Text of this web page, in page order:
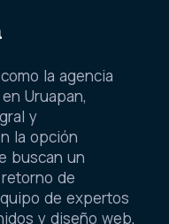
la agencia
Uruapan,
y
la opción
buscan un
de
de expertos
y diseño web,